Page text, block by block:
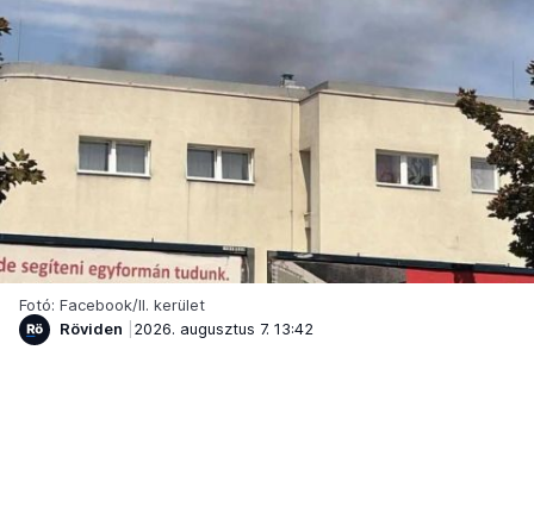
Fotó: Facebook/II. kerület
Röviden
2026. augusztus 7. 13:42